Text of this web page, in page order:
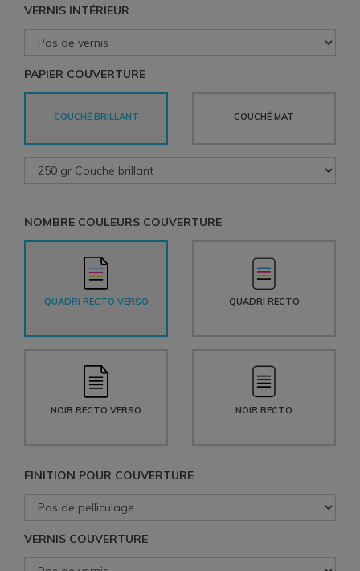
VERNIS INTÉRIEUR
PAPIER COUVERTURE
COUCHÉ BRILLANT COUCHÉ MAT
NOMBRE COULEURS COUVERTURE
QUADRI RECTO VERSO QUADRI RECTO
NOIR RECTO VERSO NOIR RECTO
FINITION POUR COUVERTURE
VERNIS COUVERTURE